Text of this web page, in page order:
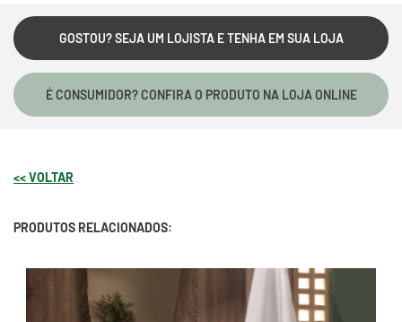
GOSTOU? SEJA UM LOJISTA E TENHA EM SUA LOJA
É CONSUMIDOR? CONFIRA O PRODUTO NA LOJA ONLINE
<< VOLTAR
PRODUTOS RELACIONADOS: